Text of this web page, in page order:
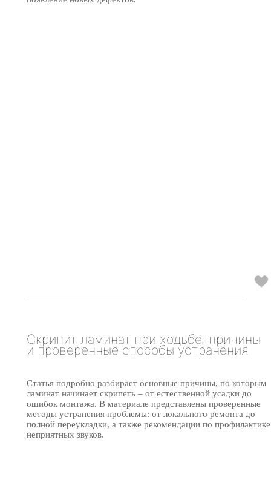
Скрипит ламинат при ходьбе: причины
и проверенные способы устранения
Статья подробно разбирает основные причины, по которым
ламинат начинает скрипеть – от естественной усадки до
ошибок монтажа. В материале представлены проверенные
методы устранения проблемы: от локального ремонта до
полной переукладки, а также рекомендации по профилактике
неприятных звуков.